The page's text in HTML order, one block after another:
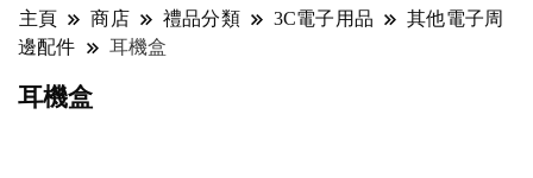
主頁 商店 禮品分類 3C電子用品
其他電子周
邊配件
耳機盒
耳機盒